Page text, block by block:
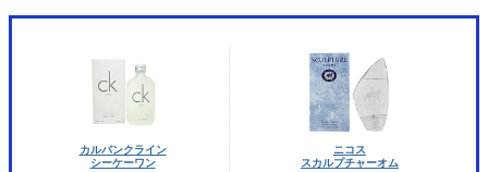
カルバンクライン
シーケーワン
ニコス
スカルプチャーオム